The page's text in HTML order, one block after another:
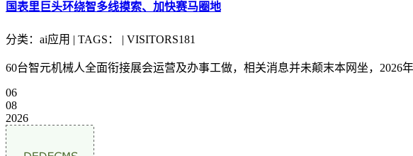
国表里巨头环绕智多线摸索、加快赛马圈地
分类：ai应用 | TAGS： | VISITORS181
60台智元机械人全面衔接展会运营及办事工做，相关消息并未颠末本网坐，
06
08
2026